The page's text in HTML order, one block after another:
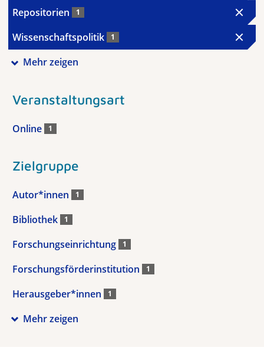
Repositorien 1
Wissenschaftspolitik 1
Mehr zeigen
Veranstaltungsart
Online 1
Zielgruppe
Autor*innen 1
Bibliothek 1
Forschungseinrichtung 1
Forschungsförderinstitution 1
Herausgeber*innen 1
Mehr zeigen